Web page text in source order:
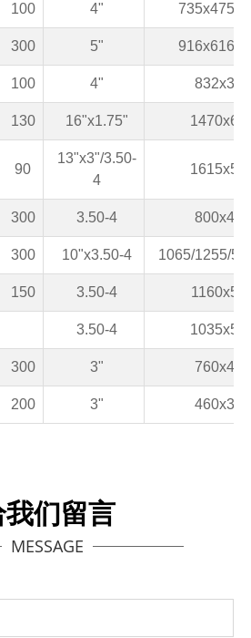
100 4"
300 5"
100 4"
130 16"x1.75"
90
13"x3"/3.50-
4
300 3.50-4
300 10"x3.50-4 1065/1255/
150 3.50-4
3.50-4
300 3"
200 3"
们留言
MESSAGE